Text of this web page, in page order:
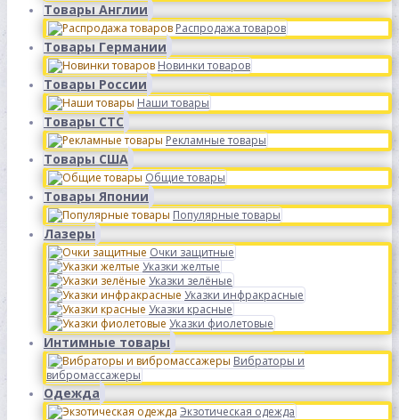
Товары Англии
Распродажа товаров
Товары Германии
Новинки товаров
Товары России
Наши товары
Товары СТС
Рекламные товары
Товары США
Общие товары
Товары Японии
Популярные товары
Лазеры
Очки защитные
Указки желтые
Указки зелёные
Указки инфракрасные
Указки красные
Указки фиолетовые
Интимные товары
Вибраторы и
вибромассажеры
Одежда
Экзотическая одежда